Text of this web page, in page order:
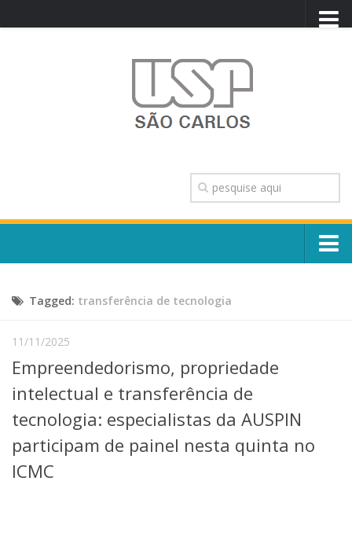
TRANSPARÊNCIA
OUVIDORIA
CONTATO
Escola, Institutos e Órgãos
Núcleos e Comissões
Telefones e Mapas
Pessoas
Graduação
Pós-Graduação
Educação a distância
Cursos de Extensão
Tagged: transferência de tecnologia
11/11/2025
Empreendedorismo, propriedade
intelectual e transferência de
tecnologia: especialistas da AUSPIN
participam de painel nesta quinta no
ICMC